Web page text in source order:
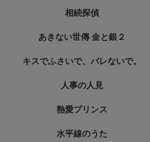
相続探偵
あきない世傳 金と銀２
キスでふさいで、バレないで。
人事の人見
熱愛プリンス
水平線のうた